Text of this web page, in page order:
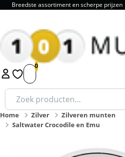
Breedste assortiment en scherpe prijzen
1 2 3 4 5 9.8
Zoeken
naar:
Home Zilver
Zilveren munten
Saltwater Crocodile en Emu